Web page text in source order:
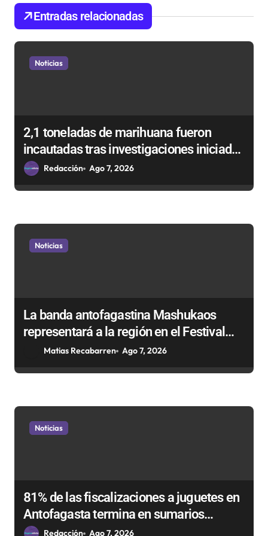
e
Entradas relacionadas
Noticias
2,1 toneladas de marihuana fueron
incautadas tras investigaciones iniciadas
en Antofagasta
Redacción Ago 7, 2026
Noticias
La banda antofagastina Mashukaos
representará a la región en el Festival
Rockódromo de Valparaíso
Matias Recabarren Ago 7, 2026
Noticias
81% de las fiscalizaciones a juguetes en
Antofagasta termina en sumarios
sanitarios
Redacción Ago 7, 2026